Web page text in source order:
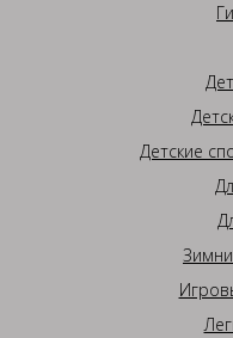
Детские